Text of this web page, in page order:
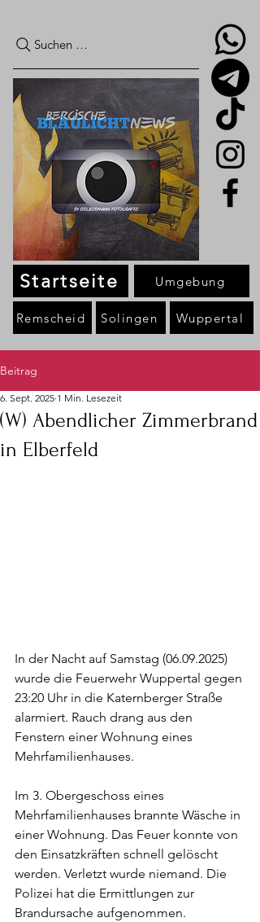
Suchen …
Startseite
Remscheid Solingen Wuppertal
Umgebung
Beitrag
(W) Abendlicher Zimmerbrand
in Elberfeld
6. Sept. 2025 1 Min. Lesezeit
In der Nacht auf Samstag (06.09.2025)
wurde die Feuerwehr Wuppertal gegen
23:20 Uhr in die Katernberger Straße
alarmiert. Rauch drang aus den
Fenstern einer Wohnung eines
Mehrfamilienhauses.
Im 3. Obergeschoss eines
Mehrfamilienhauses brannte Wäsche in
einer Wohnung. Das Feuer konnte von
den Einsatzkräften schnell gelöscht
werden. Verletzt wurde niemand. Die
Polizei hat die Ermittlungen zur
Brandursache aufgenommen.